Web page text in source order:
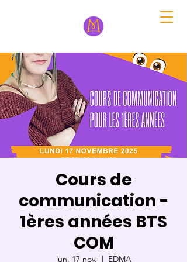
Cours de
communication -
1ères années BTS
COM
lun. 17 nov.
  |
EDMA